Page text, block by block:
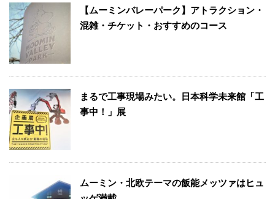
【ムーミンバレーパーク】アトラクション・
混雑・チケット・おすすめのコース
まるで工事現場みたい。日本科学未来館「工
事中！」展
ムーミン・北欧テーマの飯能メッツァはヒュ